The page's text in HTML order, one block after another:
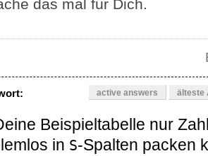
das mal für Dich.
active answers älteste
Beispieltabelle nur
in S-Spalten packen